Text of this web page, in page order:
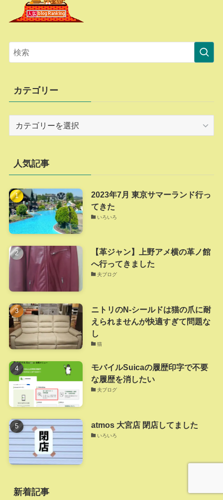
カテゴリー
ー
人気記事
2023年7月 東京サマーランド行っ
てきた
いろいろ
【革ジャン】上野アメ横の革ノ館
へ行ってきました
夫ブログ
ニトリのN-シールドは猫の爪に耐
えられませんが快適すぎて問題な
し
猫
モバイルSuicaの履歴印字で不要
な履歴を消したい
夫ブログ
atmos 大宮店 閉店してました
いろいろ
新着記事